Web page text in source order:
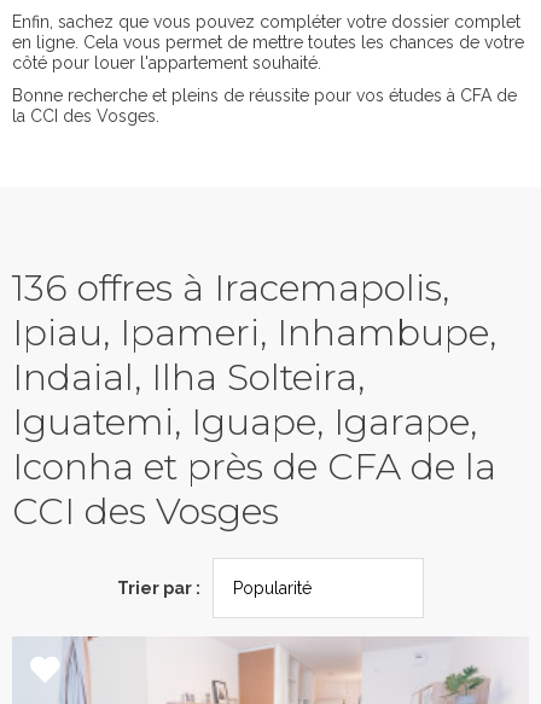
Enfin, sachez que vous pouvez compléter votre dossier complet
en ligne. Cela vous permet de mettre toutes les chances de votre
côté pour louer l'appartement souhaité.
Bonne recherche et pleins de réussite pour vos études à CFA de
la CCI des Vosges.
136 offres à Iracemapolis,
Ipiau, Ipameri, Inhambupe,
Indaial, Ilha Solteira,
Iguatemi, Iguape, Igarape,
Iconha et près de CFA de la
CCI des Vosges
Trier par :